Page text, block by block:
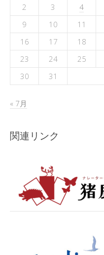
2
3 4
9
10 11
16
17 18
23
24 25
30
31
« 7月
関連リンク